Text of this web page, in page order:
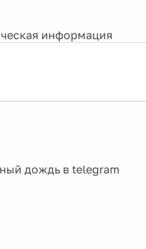
информация